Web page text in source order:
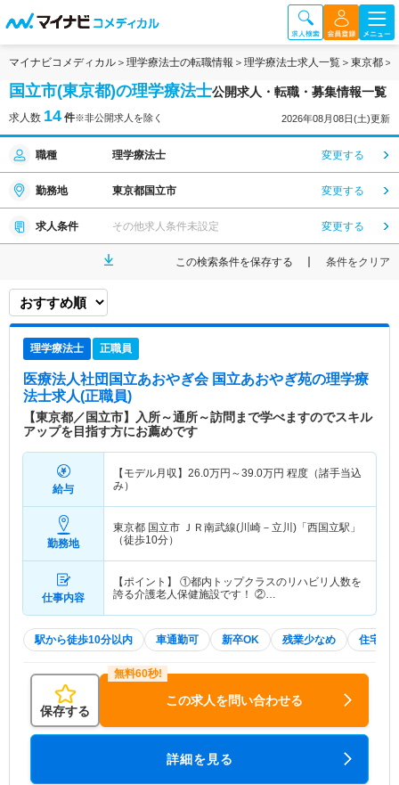
マイナビコメディカル 理学療法士の転職情報 理学療法士求人一覧 東京都
国立市(東京都)の理学療法士公開求人・転職・募集情報一覧
求人数 14 件※非公開求人を除く 2026年08月08日(土)更新
職種 理学療法士 変更する
勤務地 東京都国立市 変更する
求人条件 その他求人条件未設定 変更する
この検索条件を保存する 条件をクリア
理学療法士 正職員
医療法人社団国立あおやぎ会 国立あおやぎ苑の理学療
法士求人(正職員)
【東京都／国立市】入所～通所～訪問まで学べますのでスキル
アップを目指す方にお薦めです
給与
【モデル月収】 26.0万円～39.0万円 程度（諸手当込
み）
勤務地
東京都 国立市 ＪＲ南武線(川崎－立川)「西国立駅」
（徒歩10分）
仕事内容
【ポイント】 ①都内トップクラスのリハビリ人数を
誇る介護老人保健施設です！ ②…
駅から徒歩10分以内 車通勤可 新卒OK 残業少なめ 住宅手
保存する
この求人を問い合わせる
詳細を見る